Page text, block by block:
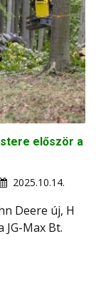
először a
2025.10.14.
Deere új, H
Max Bt.